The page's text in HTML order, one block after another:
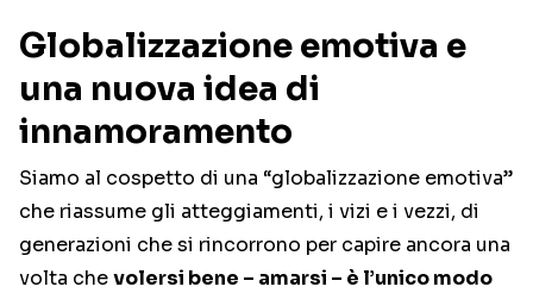
Globalizzazione emotiva e
una nuova idea di
innamoramento
Siamo al cospetto di una “globalizzazione emotiva”
che riassume gli atteggiamenti, i vizi e i vezzi, di
generazioni che si rincorrono per capire ancora una
volta chevolersi bene – amarsi – è l’unico modo